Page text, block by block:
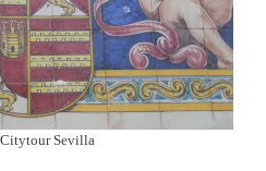
Sevilla